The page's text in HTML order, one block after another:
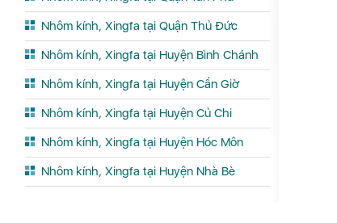
Nhôm kính, Xingfa tại Quận Thủ Đức
Nhôm kính, Xingfa tại Huyện Bình Chánh
Nhôm kính, Xingfa tại Huyện Cần Giờ
Nhôm kính, Xingfa tại Huyện Củ Chi
Nhôm kính, Xingfa tại Huyện Hóc Môn
Nhôm kính, Xingfa tại Huyện Nhà Bè